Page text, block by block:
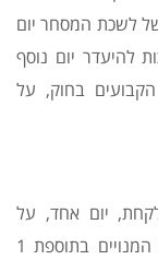
לשכת המסחר יום
להיעדר יום נוסף
בחוק, על
יום אחד, על
חשבון ימי חופשתו השנתית באחד מהימים המנויים בתוספת 1